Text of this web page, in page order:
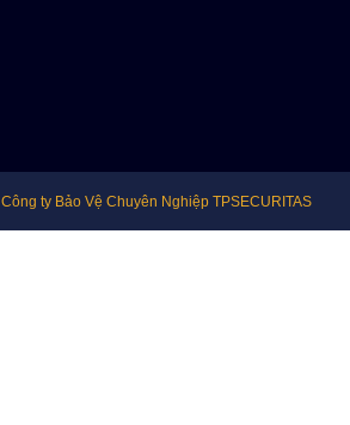
Công ty Bảo Vệ Chuyên Nghiệp TPSECURITAS